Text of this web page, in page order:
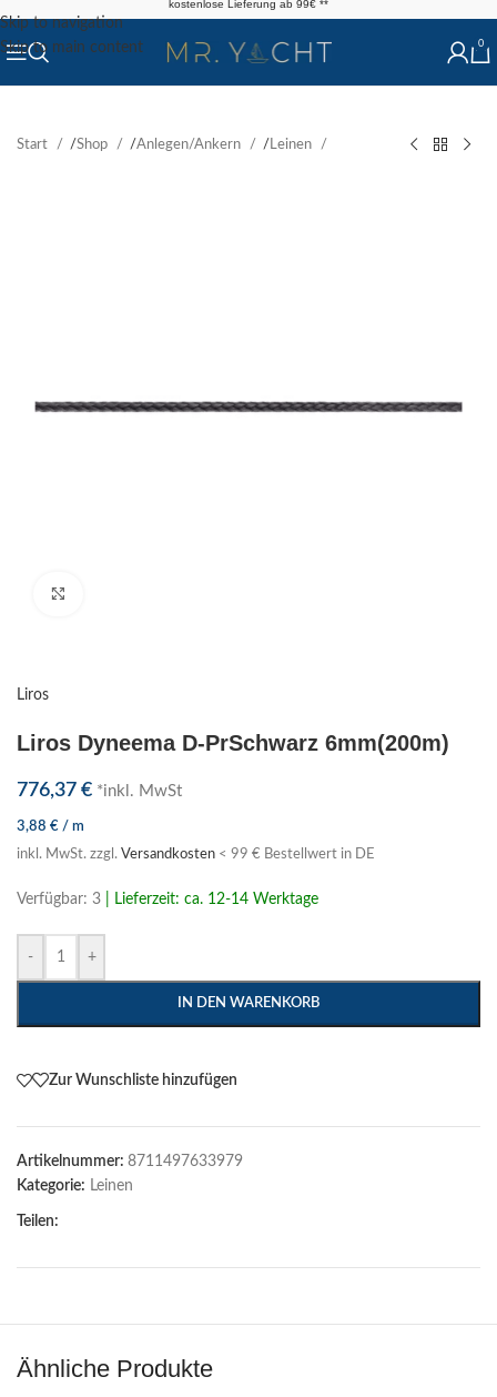
Skip to navigation
Skip to main content
kostenlose Lieferung ab 99€ **
0
Start /Shop /Anlegen/Ankern / Leinen
Liros
Liros Dyneema D-PrSchwarz 6mm(200m)
776,37 € *inkl. MwSt
3,88 € / m
inkl. MwSt. zzgl. Versandkosten < 99 € Bestellwert in DE
Verfügbar: 3 | Lieferzeit: ca. 12-14 Werktage
- +
IN DEN WARENKORB
Zur Wunschliste hinzufügen
Artikelnummer: 8711497633979
Kategorie: Leinen
Teilen:
Ähnliche Produkte